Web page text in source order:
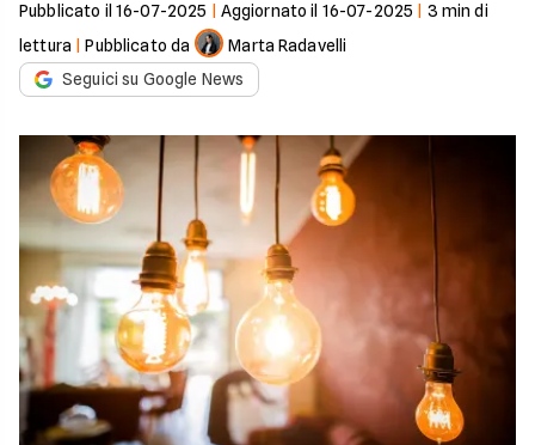
Pubblicato il 16-07-2025 Aggiornato il 16-07-2025 3 min di
lettura |Pubblicato da
Marta Radavelli
Seguici su Google News